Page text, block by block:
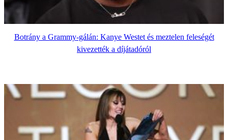
Botrány a Grammy-gálán: Kanye Westet és meztelen feleségét
kivezették a díjátadóról